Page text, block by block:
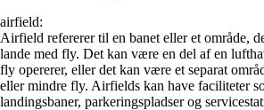
airfield:
Airfield refererer til en banet eller et område,
lande med fly. Det kan være en del af en
fly opererer, eller det kan være et separat
eller mindre fly. Airfields kan have faciliteter
landingsbaner, parkeringspladser og